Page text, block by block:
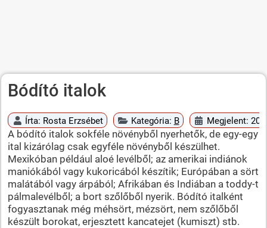
Bódító italok
Írta: Rosta Erzsébet Kategória: B Megjelent:
A bódító italok sokféle növényből nyerhetők, de egy-egy
ital kizárólag csak egyféle növényből készülhet.
Mexikóban például aloé levélből; az amerikai indiánok
maniókából vagy kukoricából készítik; Európában a sört
malátából vagy árpából; Afrikában és Indiában a toddy-t
pálmalevélből; a bort szőlőből nyerik. Bódító italként
fogyasztanak még méhsört, mézsört, nem szőlőből
készült borokat, erjesztett kancatejet (kumiszt) stb.